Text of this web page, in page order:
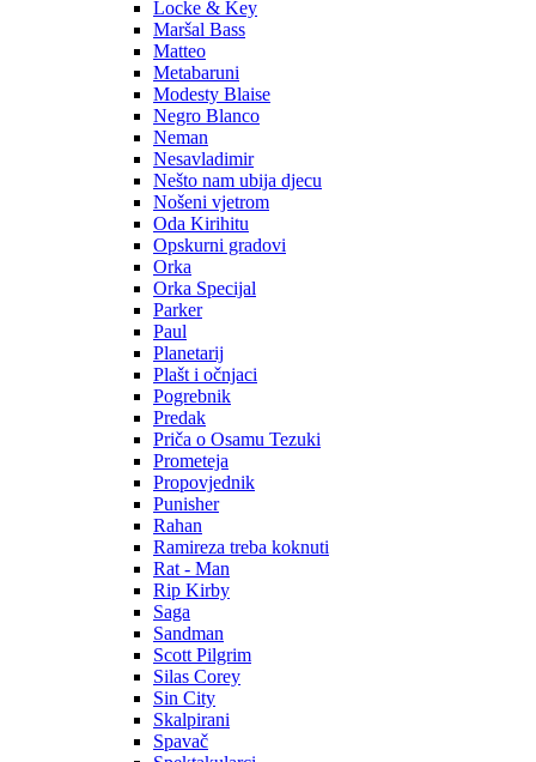
Locke & Key
Maršal Bass
Matteo
Metabaruni
Modesty Blaise
Negro Blanco
Neman
Nesavladimir
Nešto nam ubija djecu
Nošeni vjetrom
Oda Kirihitu
Opskurni gradovi
Orka
Orka Specijal
Parker
Paul
Planetarij
Plašt i očnjaci
Pogrebnik
Predak
Priča o Osamu Tezuki
Prometeja
Propovjednik
Punisher
Rahan
Ramireza treba koknuti
Rat - Man
Rip Kirby
Saga
Sandman
Scott Pilgrim
Silas Corey
Sin City
Skalpirani
Spavač